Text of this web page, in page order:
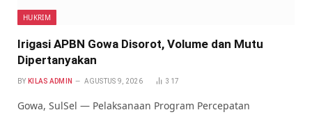
HUKRIM
Irigasi APBN Gowa Disorot, Volume dan Mutu
Dipertanyakan
BY KILAS ADMIN AGUSTUS 9, 2026 317
Gowa, SulSel — Pelaksanaan Program Percepatan